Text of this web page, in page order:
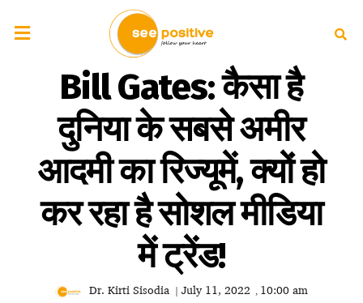
Bill Gates: कैसा है
दुनिया के सबसे अमीर
आदमी का रिज्यूमें, क्यों हो
कर रहा है सोशल मीडिया
में ट्रेंड!
Dr. Kirti Sisodia | July 11, 2022 , 10:00 am